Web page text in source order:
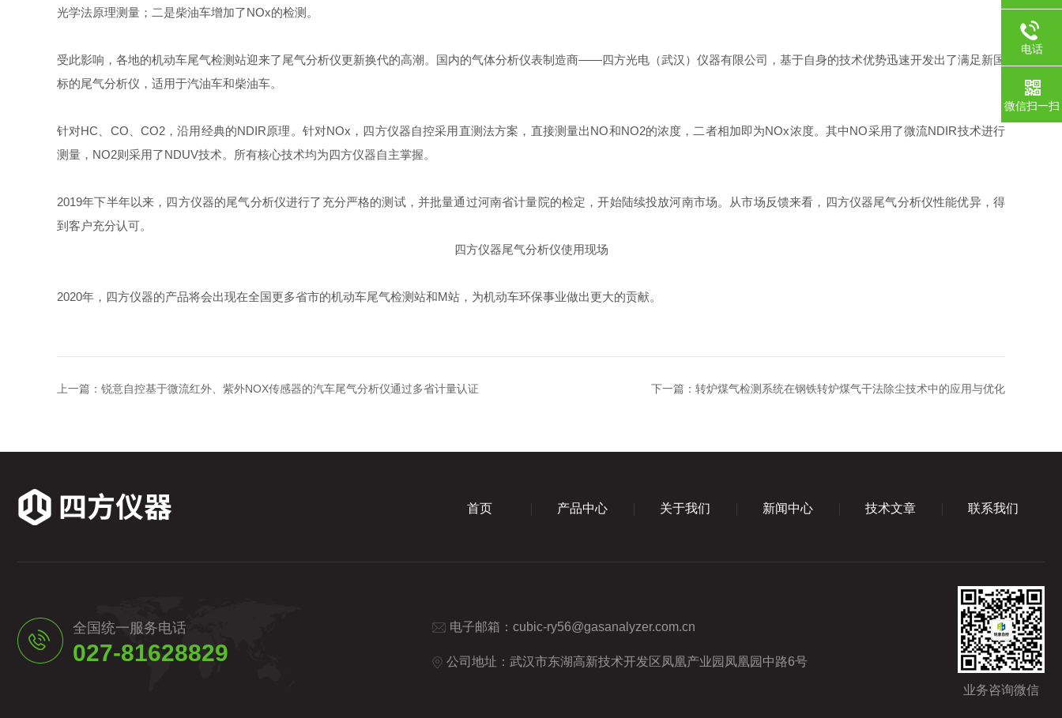
光学法原理测量；二是柴油车增加了NOx的检测。
受此影响，各地的机动车尾气检测站迎来了尾气分析仪更新换代的高潮。国内的气体分析仪表制造商——四方光电（武汉）仪器有限公司，基于自身的技术优势迅速开发出了满足新国
标的尾气分析仪，适用于汽油车和柴油车。
针对HC、CO、CO2，沿用经典的NDIR原理。针对NOx，四方仪器自控采用直测法方案，直接测量出NO和NO2的浓度，二者相加即为NOx浓度。其中NO采用了微流NDIR技术进行
测量，NO2则采用了NDUV技术。所有核心技术均为四方仪器自主掌握。
2019年下半年以来，四方仪器的尾气分析仪进行了充分严格的测试，并批量通过河南省计量院的检定，开始陆续投放河南市场。从市场反馈来看，四方仪器尾气分析仪性能优异，得
到客户充分认可。
四方仪器尾气分析仪使用现场
2020年，四方仪器的产品将会出现在全国更多省市的机动车尾气检测站和M站，为机动车环保事业做出更大的贡献。
上一篇： 锐意自控基于微流红外、紫外NOX传感器的汽车尾气分析仪通过多省计量认证 下一篇： 转炉煤气检测系统在钢铁转炉煤气干法除尘技术中的应用与优化
首页 产品中心 关于我们 新闻中心 技术文章 联系我们
全国统一服务电话
027-81628829
电子邮箱： cubic-ry56@gasanalyzer.com.cn
公司地址：武汉市东湖高新技术开发区凤凰产业园凤凰园中路6号
业务咨询微信
电话
微信扫一扫